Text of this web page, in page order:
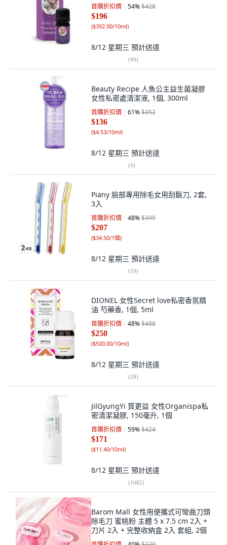
首購折扣價 54%$428
$196
($392.00/10ml)
8/12 星期三 預計送達
(90)
Beauty Recipe 人魚公主益生菌凝膠
女性私密處清潔液, 1個, 300ml
首購折扣價 61%$352
$136
($4.53/10ml)
8/12 星期三 預計送達
(4)
Piany 臉部專用除毛女用刮鬍刀, 2套,
3入
首購折扣價 48%$399
$207
($34.50/1個)
8/12 星期三 預計送達
(19)
DIONEL 女性Secret love私密香氛精
油 芍藥香, 1個, 5ml
首購折扣價 48%$488
$250
($500.00/10ml)
8/12 星期三 預計送達
(28)
JilGyungYi 質更益 女性Organispa私
密清潔凝膠, 150毫升, 1個
首購折扣價 59%$424
$171
($11.40/10ml)
8/12 星期三 預計送達
(1082)
Barom Mall 女性用便攜式可彎曲刀頭
除毛刀 蜜桃粉 主體 5 x 7.5 cm 2入 +
刀片 2入 + 完整收納盒 2入 套組, 2個